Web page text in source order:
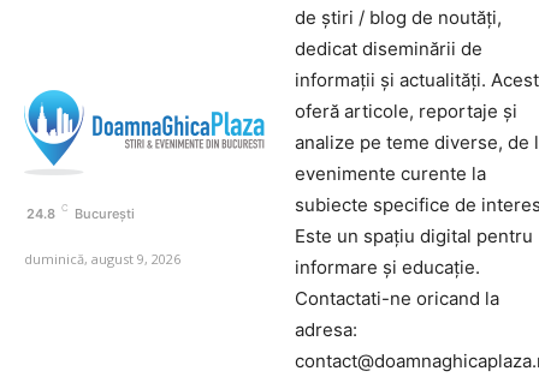
24.8 C București
duminică, august 9, 2026
de știri / blog de noutăți,
dedicat diseminării de
informații și actualități.
oferă articole, reportaje și
analize pe teme diverse, de
evenimente curente la
subiecte specifice de
Este un spațiu digital pentru
informare și educație.
Contactati-ne oricand la
adresa: